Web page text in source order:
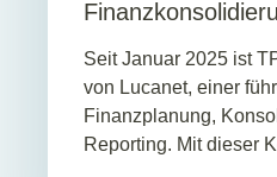
Seit Januar 2025 ist
von Lucanet, einer
Finanzplanung,
Reporting. Mit dieser